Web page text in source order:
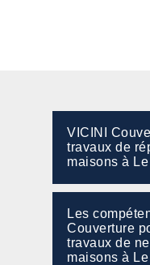
VICINI
travaux de
maisons à
Les
Couverture
travaux de
maisons à